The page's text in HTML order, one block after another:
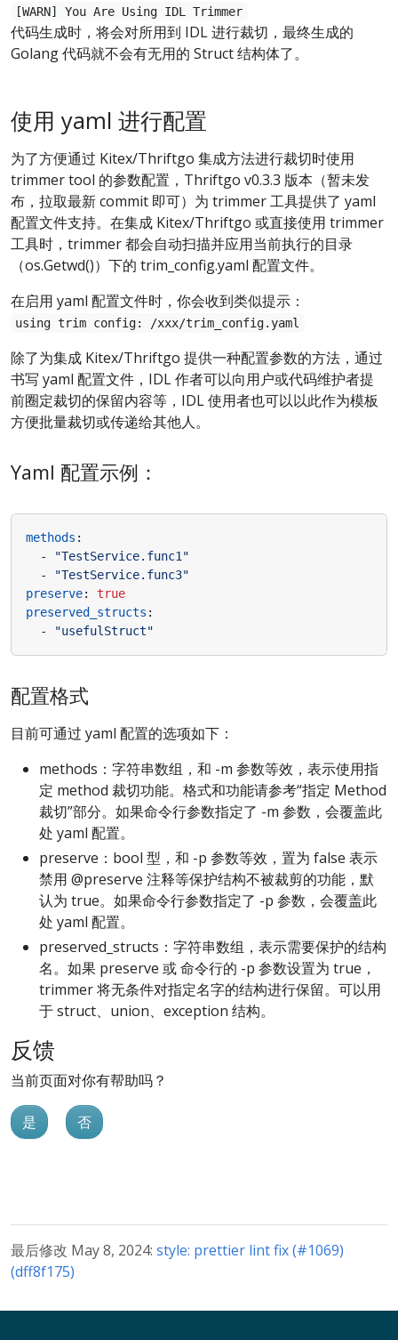
[WARN] You Are Using IDL Trimmer
代码生成时，将会对所用到 IDL 进行裁切，最终生成的
Golang 代码就不会有无用的 Struct 结构体了。
使用 yaml 进行配置
为了方便通过 Kitex/Thriftgo 集成方法进行裁切时使用
trimmer tool 的参数配置，Thriftgo v0.3.3 版本（暂未发
布，拉取最新 commit 即可）为 trimmer 工具提供了 yaml
配置文件支持。在集成 Kitex/Thriftgo 或直接使用 trimmer
工具时，trimmer 都会自动扫描并应用当前执行的目录
（os.Getwd()）下的 trim_config.yaml 配置文件。
在启用 yaml 配置文件时，你会收到类似提示：
using trim config: /xxx/trim_config.yaml
除了为集成 Kitex/Thriftgo 提供一种配置参数的方法，通过
书写 yaml 配置文件，IDL 作者可以向用户或代码维护者提
前圈定裁切的保留内容等，IDL 使用者也可以以此作为模板
方便批量裁切或传递给其他人。
Yaml 配置示例：
methods :
-
"TestService.func1"
-
"TestService.func3"
preserve:
true
preserved_structs :
-
"usefulStruct"
配置格式
目前可通过 yaml 配置的选项如下：
methods：字符串数组，和 -m 参数等效，表示使用指
定 method 裁切功能。格式和功能请参考“指定 Method
裁切”部分。如果命令行参数指定了 -m 参数，会覆盖此
处 yaml 配置。
preserve：bool 型，和 -p 参数等效，置为 false 表示
禁用 @preserve 注释等保护结构不被裁剪的功能，默
认为 true。如果命令行参数指定了 -p 参数，会覆盖此
处 yaml 配置。
preserved_structs：字符串数组，表示需要保护的结构
名。如果 preserve 或 命令行的 -p 参数设置为 true，
trimmer 将无条件对指定名字的结构进行保留。可以用
于 struct、union、exception 结构。
反馈
当前页面对你有帮助吗？
是 否
最后修改 May 8, 2024: style: prettier lint fix (#1069)
(dff8f175)